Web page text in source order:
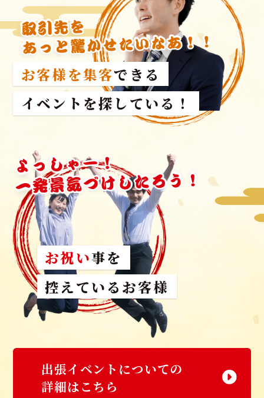
お客様を集客できる
イベントを探している！
お祝い事を
控えているお客様
出張イベントについての
詳細はこちら